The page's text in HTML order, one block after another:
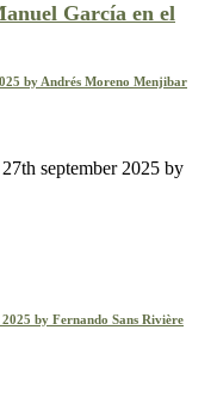
García en el
by Andrés Moreno Menjibar
by Fernando Sans Rivière